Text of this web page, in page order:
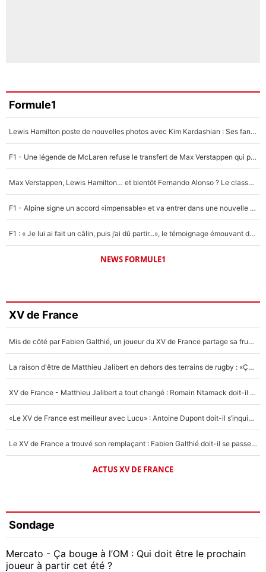
Formule1
Lewis Hamilton poste de nouvelles photos avec Kim Kardashian : Ses fans le voient déjà redevenir champion du monde de F1 grâce à elle !
F1 - Une légende de McLaren refuse le transfert de Max Verstappen qui pourrait «faire des vagues» et plomber l'ambiance dans l'équipe
Max Verstappen, Lewis Hamilton… et bientôt Fernando Alonso ? Le classement des pilotes les mieux payés en Formule 1 risque de changer !
F1 - Alpine signe un accord «impensable» et va entrer dans une nouvelle dimension : Grande nouvelle pour Pierre Gasly !
F1 : « Je lui ai fait un câlin, puis j’ai dû partir...», le témoignage émouvant de Max Verstappen sur sa fille
NEWS FORMULE1
XV de France
Mis de côté par Fabien Galthié, un joueur du XV de France partage sa frustration : «ils ne me l’ont pas dit tout de suite»
La raison d'être de Matthieu Jalibert en dehors des terrains de rugby : «Ça m'atteint autant que si tu touches à un membre de ma famille»
XV de France - Matthieu Jalibert a tout changé : Romain Ntamack doit-il s’inquiéter pour sa place à un an de la Coupe du monde ?
«Le XV de France est meilleur avec Lucu» : Antoine Dupont doit-il s’inquiéter pour sa place ?
Le XV de France a trouvé son remplaçant : Fabien Galthié doit-il se passer d'Antoine Dupont ?
ACTUS XV DE FRANCE
Sondage
Mercato - Ça bouge à l’OM : Qui doit être le prochain
joueur à partir cet été ?